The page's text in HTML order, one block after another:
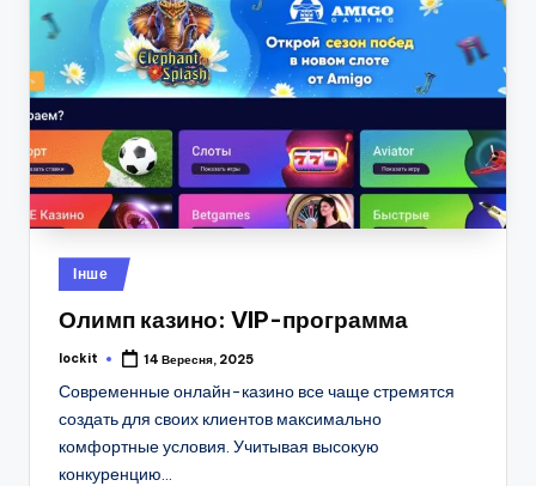
Опубліковано
у
Інше
Олимп казино: VIP-программа
Опубліковано
lockit 14 Вересня, 2025
Современные онлайн-казино все чаще стремятся
создать для своих клиентов максимально
комфортные условия. Учитывая высокую
конкуренцию…